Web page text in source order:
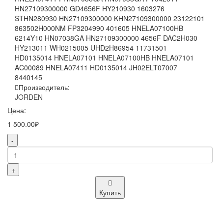
HN27109300000 GD4656F HY210930 1603276
STHN280930 HN27109300000 KHN27109300000 23122101
863502H000NM FP3204990 401605 HNELA07100HB
6214Y10 HN07038GA HN27109300000 4656F DAC2H030
HY213011 WH0215005 UHD2H86954 11731501
HD0135014 HNELA07101 HNELA07100HB HNELA07101
AC00089 HNELA07411 HD0135014 JH02ELT07007
8440145
Производитель:
JORDEN
Цена:
1 500.00₽
-
+
Купить